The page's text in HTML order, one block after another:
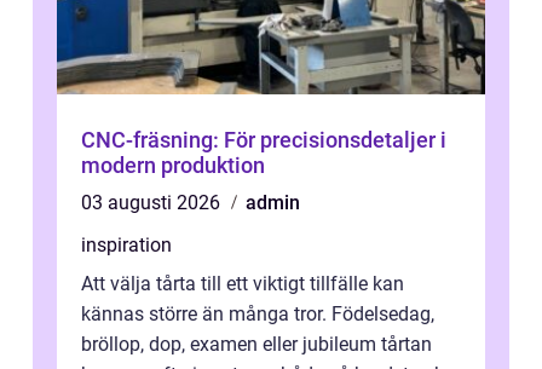
CNC-fräsning: För precisionsdetaljer i
modern produktion
03 augusti 2026
admin
inspiration
Att välja tårta till ett viktigt tillfälle kan
kännas större än många tror. Födelsedag,
bröllop, dop, examen eller jubileum tårtan